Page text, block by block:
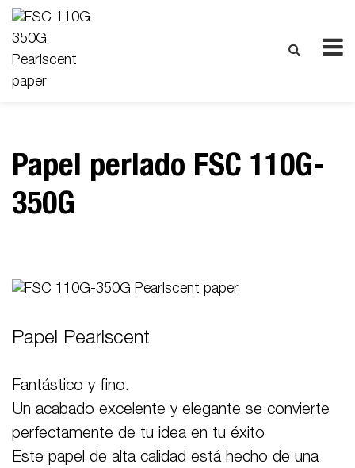
Papel perlado FSC 110G-
350G
Papel Pearlscent
Fantástico y fino.
Un acabado excelente y elegante se convierte
perfectamente de tu idea en tu éxito
Este papel de alta calidad está hecho de una